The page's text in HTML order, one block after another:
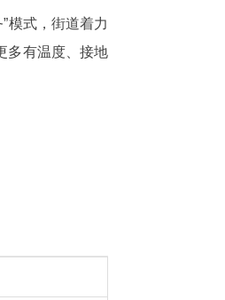
模式，街道着力
多有温度、接地